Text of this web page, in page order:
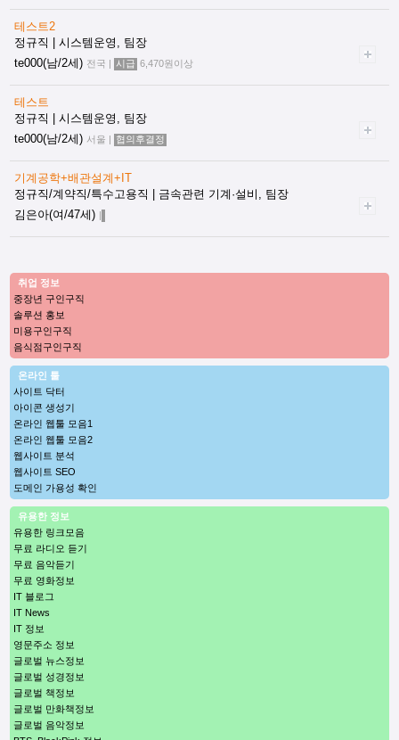
테스트2
정규직 | 시스템운영, 팀장
te000(남/2세) 전국 | 시급 6,470원이상
테스트
정규직 | 시스템운영, 팀장
te000(남/2세) 서울 | 협의후결정
기계공학+배관설계+IT
정규직/계약직/특수고용직 | 금속관련 기계·설비, 팀장
김은아(여/47세) |
취업 정보
중장년 구인구직
솔루션 홍보
미용구인구직
음식점구인구직
온라인 툴
사이트 닥터
아이콘 생성기
온라인 웹툴 모음1
온라인 웹툴 모음2
웹사이트 분석
웹사이트 SEO
도메인 가용성 확인
유용한 정보
유용한 링크모음
무료 라디오 듣기
무료 음악듣기
무료 영화정보
IT 블로그
IT News
IT 정보
영문주소 정보
글로벌 뉴스정보
글로벌 성경정보
글로벌 책정보
글로벌 만화책정보
글로벌 음악정보